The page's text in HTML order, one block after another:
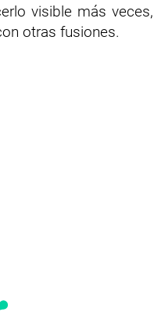
visible más veces,
otras fusiones.